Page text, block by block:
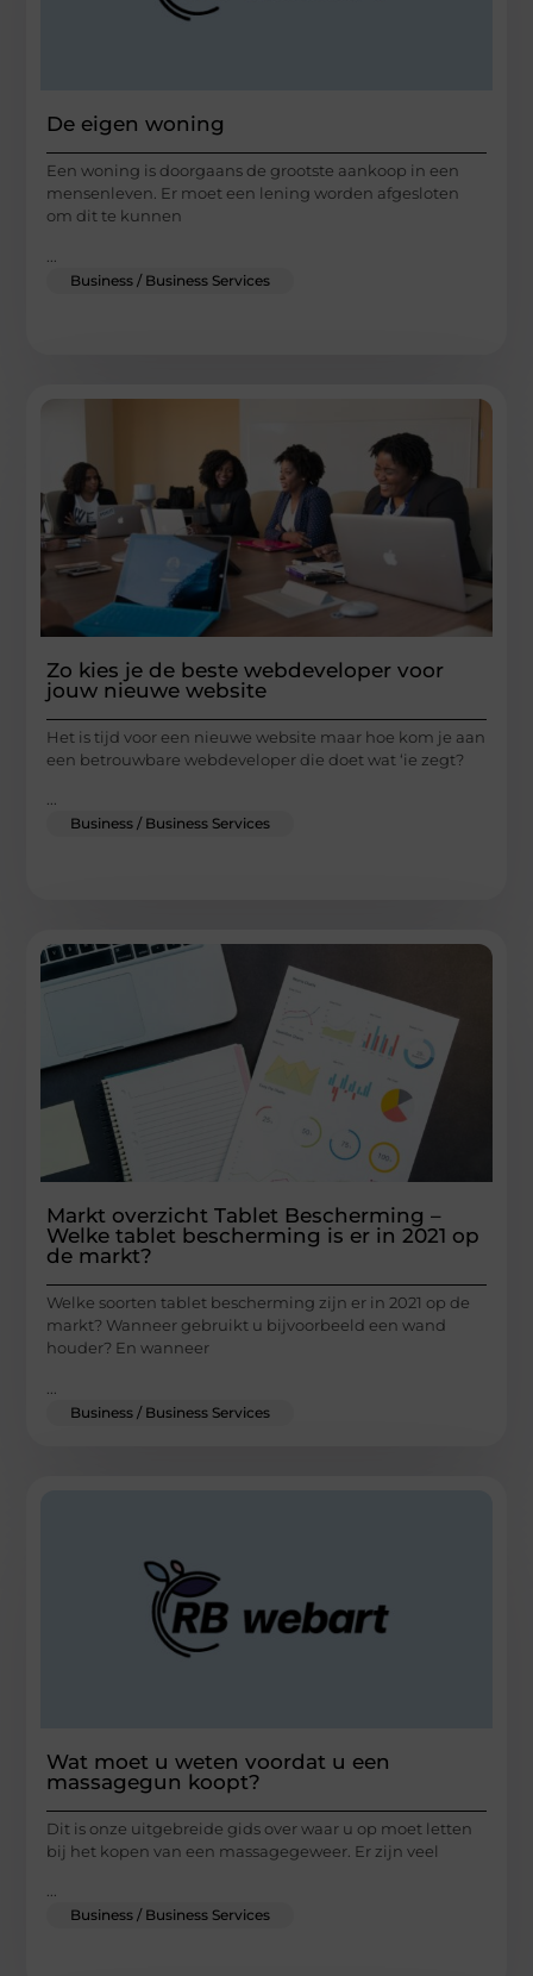
De eigen woning
Een woning is doorgaans de grootste aankoop in een
mensenleven. Er moet een lening worden afgesloten
om dit te kunnen
Business / Business Services
Zo kies je de beste webdeveloper voor
jouw nieuwe website
Het is tijd voor een nieuwe website maar hoe kom je aan
een betrouwbare webdeveloper die doet wat ‘ie zegt?
Business / Business Services
Markt overzicht Tablet Bescherming –
Welke tablet bescherming is er in 2021 op
de markt?
Welke soorten tablet bescherming zijn er in 2021 op de
markt? Wanneer gebruikt u bijvoorbeeld een wand
houder? En wanneer
Business / Business Services
Wat moet u weten voordat u een
massagegun koopt?
Dit is onze uitgebreide gids over waar u op moet letten
bij het kopen van een massagegeweer. Er zijn veel
Business / Business Services